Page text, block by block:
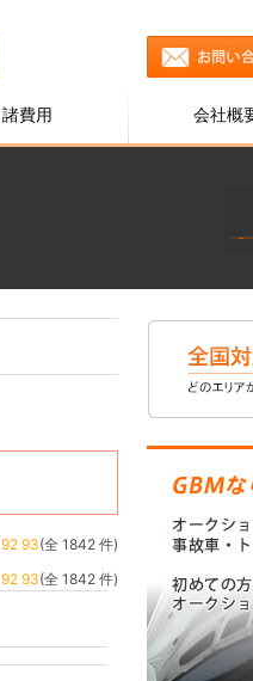
諸費用 会社概
92 93(全 1842 件)
92 93(全 1842 件)